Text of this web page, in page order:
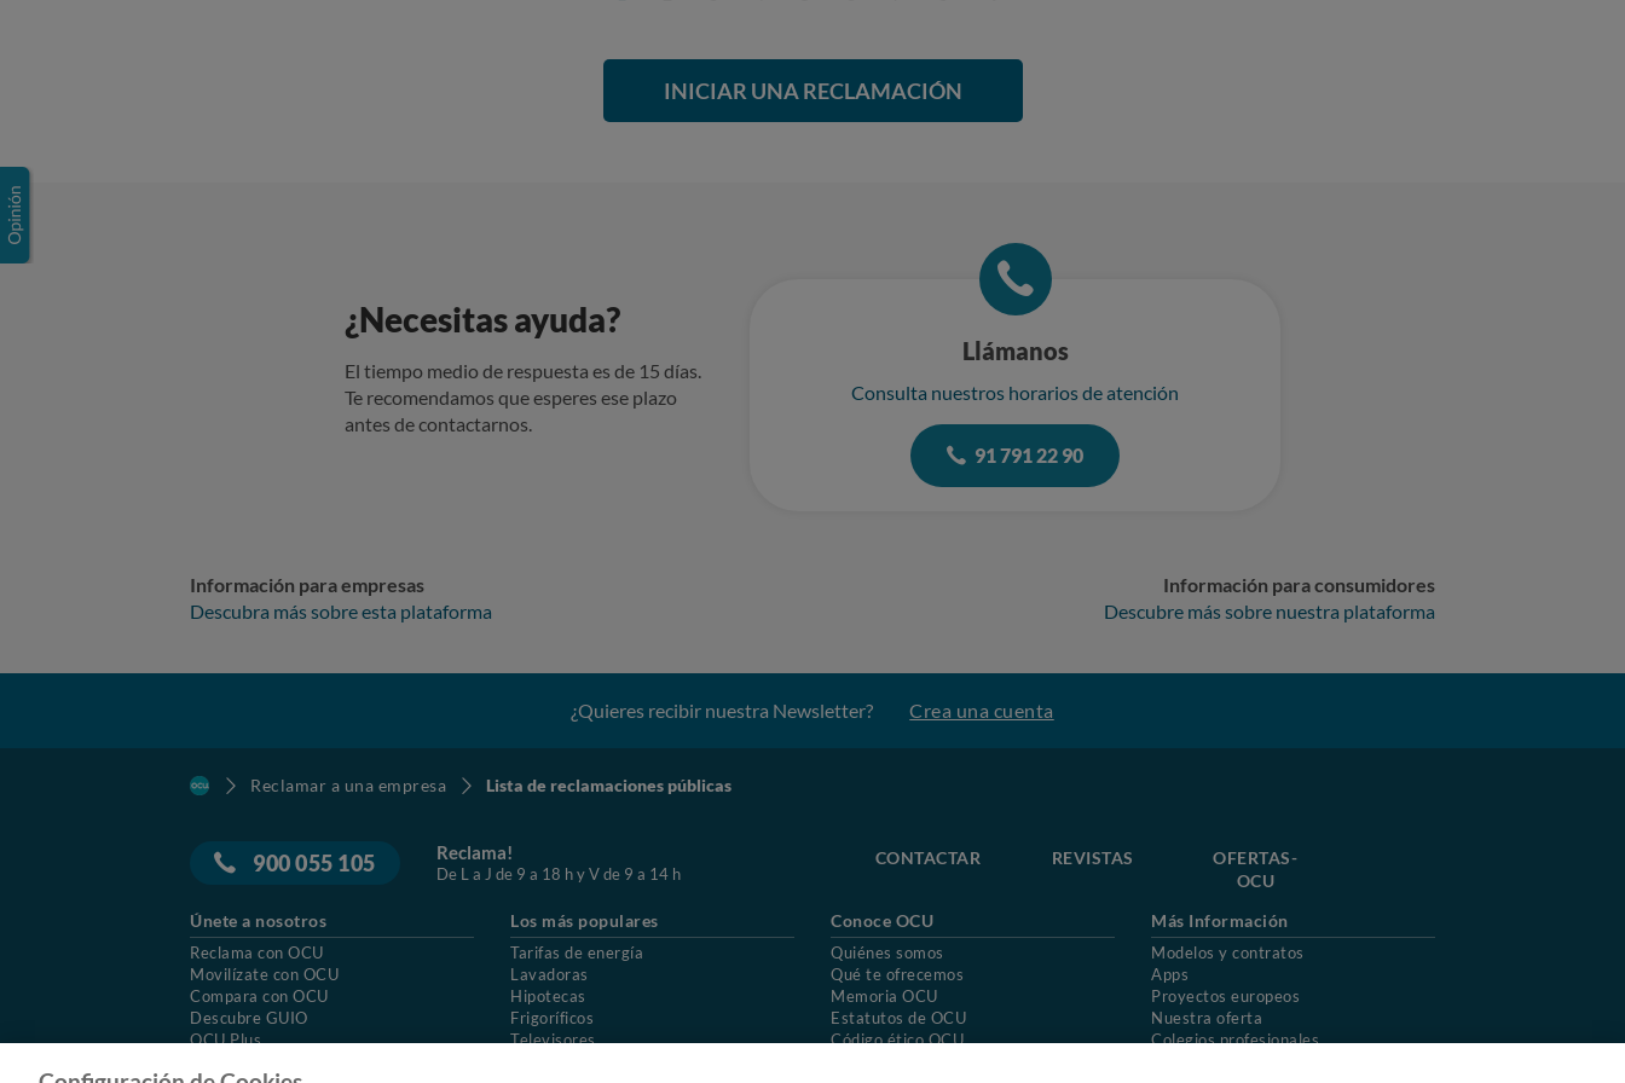
INICIAR UNA RECLAMACIÓN
¿Necesitas ayuda?
El tiempo medio de respuesta es de 15 días.
Te recomendamos que esperes ese plazo
antes de contactarnos.
Llámanos
Consulta nuestros horarios de atención
91 791 22 90
Información para empresas
Descubra más sobre esta plataforma
Información para consumidores
Descubre más sobre nuestra plataforma
¿Quieres recibir nuestra Newsletter? Crea una cuenta
Reclamar a una empresa Lista de reclamaciones públicas
900 055 105 Reclama!
De L a J de 9 a 18 h y V de 9 a 14 h
CONTACTAR REVISTAS
OFERTAS-
OCU
Únete a nosotros
Reclama con OCU
Movilízate con OCU
Compara con OCU
Descubre GUIO
OCU Plus
Los más populares
Tarifas de energía
Lavadoras
Hipotecas
Frigoríficos
Televisores
Conoce OCU
Quiénes somos
Qué te ofrecemos
Memoria OCU
Estatutos de OCU
Código ético OCU
Más Información
Modelos y contratos
Apps
Proyectos europeos
Nuestra oferta
Colegios profesionales